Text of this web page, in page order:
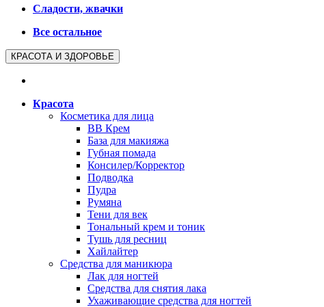
Сладости, жвачки
Все остальное
КРАСОТА И ЗДОРОВЬЕ
Красота
Косметика для лица
BB Крем
База для макияжа
Губная помада
Консилер/Корректор
Подводка
Пудра
Румяна
Тени для век
Тональный крем и тоник
Тушь для ресниц
Хайлайтер
Средства для маникюра
Лак для ногтей
Средства для снятия лака
Ухаживающие средства для ногтей